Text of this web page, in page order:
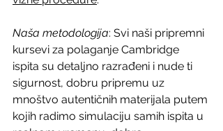
Naša metodologija: Svi naši pripremni
kursevi za polaganje Cambridge
ispita su detaljno razrađeni i nude ti
sigurnost, dobru pripremu uz
mnoštvo autentičnih materijala putem
kojih radimo simulaciju samih ispita u